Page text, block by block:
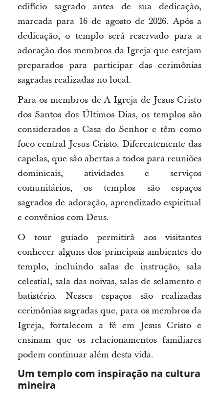
edifício sagrado antes de sua dedicação,
marcada para 16 de agosto de 2026. Após a
dedicação, o templo será reservado para a
adoração dos membros da Igreja que estejam
preparados para participar das cerimônias
sagradas realizadas no local.
Para os membros de A Igreja de Jesus Cristo
dos Santos dos Últimos Dias, os templos são
considerados a Casa do Senhor e têm como
foco central Jesus Cristo. Diferentemente das
capelas, que são abertas a todos para reuniões
dominicais, atividades e serviços
comunitários, os templos são espaços
sagrados de adoração, aprendizado espiritual
e convênios com Deus.
O tour guiado permitirá aos visitantes
conhecer alguns dos principais ambientes do
templo, incluindo salas de instrução, sala
celestial, sala das noivas, salas de selamento e
batistério. Nesses espaços são realizadas
cerimônias sagradas que, para os membros da
Igreja, fortalecem a fé em Jesus Cristo e
ensinam que os relacionamentos familiares
podem continuar além desta vida.
Um templo com inspiração na cultura
mineira